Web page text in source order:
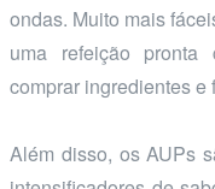
ondas. Muito mais
uma refeição
comprar ingredientes e
Além disso, os AUPs